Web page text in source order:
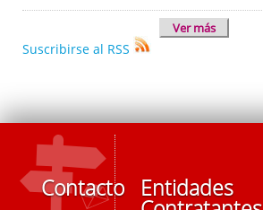
Ver más
Suscribirse al RSS
Contacto Entidades